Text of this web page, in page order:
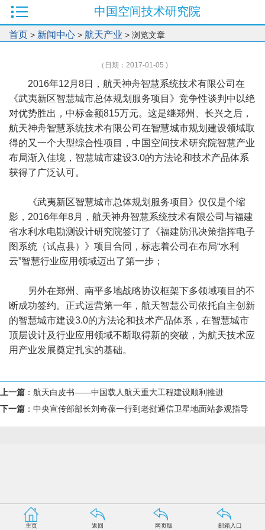
中国空间技术研究院
首页 > 新闻中心 > 航天产业 > 浏览文章
（日期：2017-01-05 )
2016年12月8日，航天神舟智慧系统技术有限公司在
《武夷新区智慧城市总体规划服务项目》竞争性谈判中以绝
对优势胜出，中标金额815万元。这是继郑州、长兴之后，
航天神舟智慧系统技术有限公司在智慧城市规划建设领域取
得的又一个大型综合性项目，中国空间技术研究院智慧产业
布局渐入佳境，智慧城市建设3.0的方法论和技术产品体系
获得了广泛认可。
《武夷新区智慧城市总体规划服务项目》仅仅是个缩
影，2016年年8月，航天神舟智慧系统技术有限公司与福建
省水利水电勘测设计研究院签订了《福建防汛决策指挥电子
图系统（试点县）》项目合同，标志着公司在布局“水利
云”智慧行业应用领域迈出了第一步；
另外在郑州、南平多地战略协议框架下多领域项目的不
断成功签约。正式运营第一年，航天智慧公司依托自主创新
的智慧城市建设3.0的方法论和技术产品体系，在智慧城市
顶层设计及行业应用领域不断取得新的突破，为航天技术应
用产业发展奠定扎实的基础。
上一篇 ： 航天白皮书——中国载人航天重大工程建设顺利推进
下一篇 ： 中央宣传部部长刘奇葆一行到老挝通信卫星地面站参观指导
主页 返回 网页版 邮箱入口